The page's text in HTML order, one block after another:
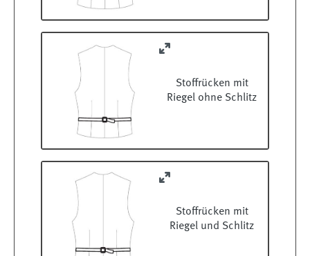
Stoffrücken mit
Riegel ohne Schlitz
Stoffrücken mit
Riegel und Schlitz